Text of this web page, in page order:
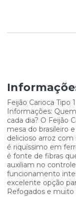
MILHO PARA
PIPOCA DE
PIPOCA DE
SAGU YOKI - 500G
Feijão Carioca Tipo
Informações:
cada dia? O Feijão
mesa do brasileiro
delicioso arroz com
é riquíssimo em
é fonte de fibras
auxiliam no
funcionamento
excelente opção
Refogados e muito